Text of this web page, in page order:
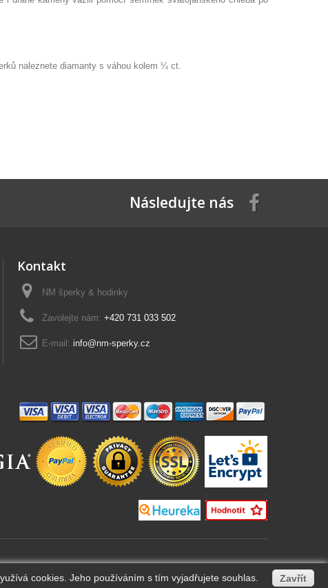
naleznete diamanty s váhou kolem ¼ ct.
Následujte nás
Kontakt
NM šperky & hodinky
Zavolejte nám: +420 731 033 502
E-mail: info@nm-sperky.cz
cookies. Jeho používáním s tím vyjadřujete souhlas. Zavřít